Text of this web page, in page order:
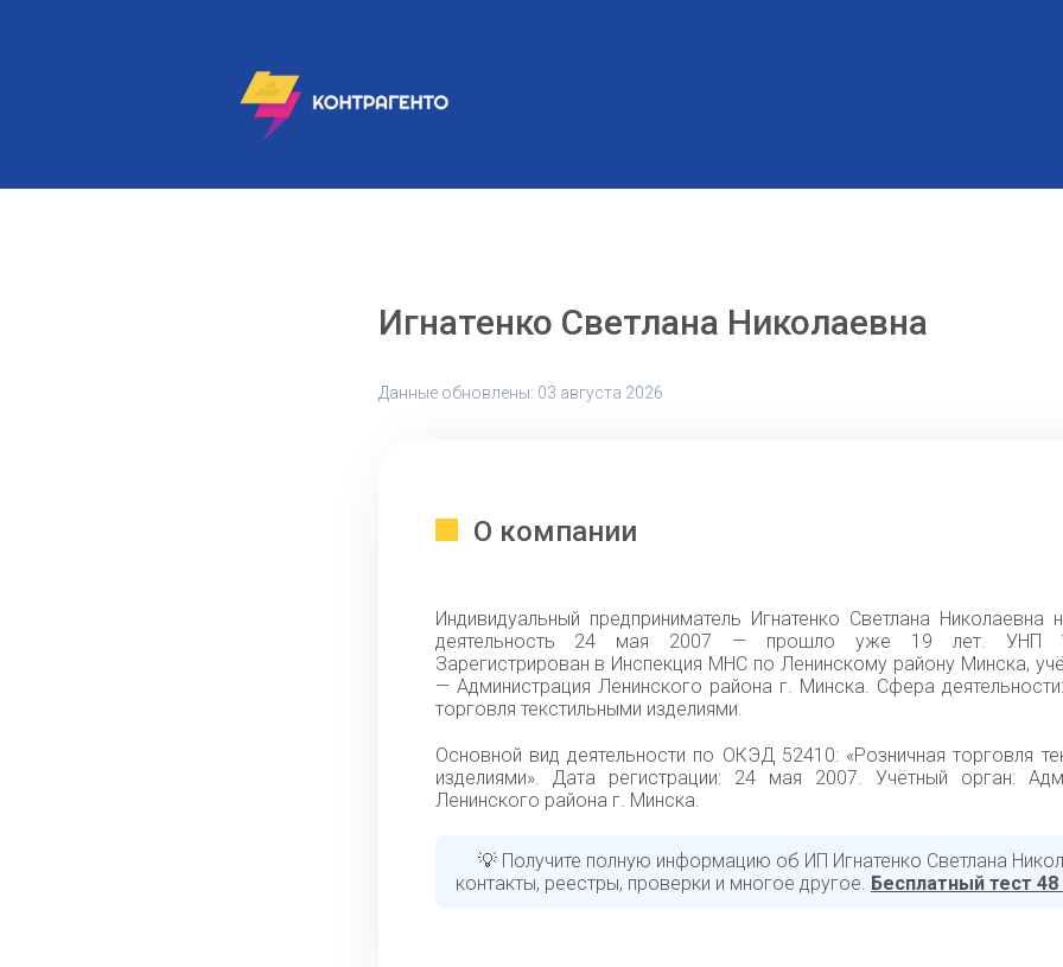
Игнатенко Светлана Николаевна
Данные обновлены: 03 августа 2026
О компании
Индивидуальный предприниматель Игнатенко Светлана Николаевна
деятельность 24 мая 2007 — прошло уже 19 лет. УНП
Зарегистрирован в Инспекция МНС по Ленинскому району Минска,
— Администрация Ленинского района г. Минска. Сфера
торговля текстильными изделиями.
Основной вид деятельности по ОКЭД 52410: «Розничная торговля
изделиями». Дата регистрации: 24 мая 2007. Учётный орган:
Ленинского района г. Минска.
💡 Получите полную информацию об ИП Игнатенко Светлана
контакты, реестры, проверки и многое другое. Бесплатный тест